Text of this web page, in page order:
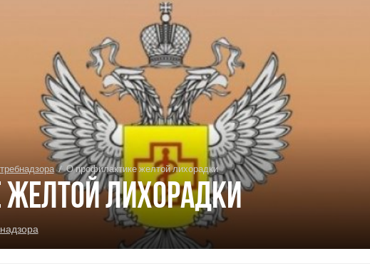
/ О профилактике желтой лихорадки
лихорадки